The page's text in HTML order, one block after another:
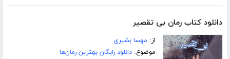
دانلود کتاب رمان بی تقصیر
از: مهسا بشیری
موضوع:دانلود رایگان بهترین رمان‌ها